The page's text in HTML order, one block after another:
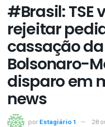
#Brasil: TSE
rejeitar
cassação
Bolsonaro-
disparo em
news
por Estagiário 1 28